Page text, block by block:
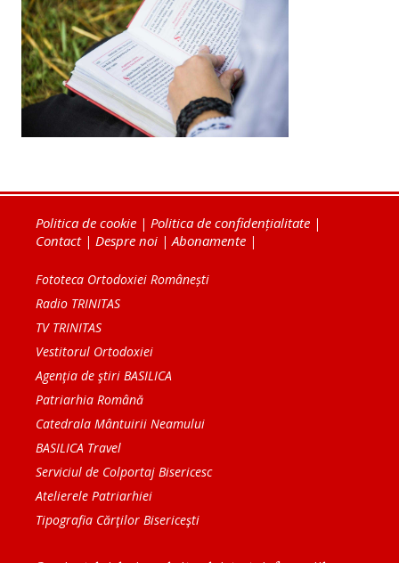
Politica de cookie | Politica de confidențialitate |
Contact| Despre noi |Abonamente |
Fototeca Ortodoxiei Românești
Radio TRINITAS
TV TRINITAS
Vestitorul Ortodoxiei
Agenţia de ştiri BASILICA
Patriarhia Română
Catedrala Mântuirii Neamului
BASILICA Travel
Serviciul de Colportaj Bisericesc
Atelierele Patriarhiei
Tipografia Cărţilor Bisericeşti